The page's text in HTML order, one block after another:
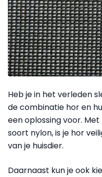
Heb je in het verleden
de combinatie hor en
een oplossing voor.
soort nylon, is je hor
van je huisdier.
Daarnaast kun je ook